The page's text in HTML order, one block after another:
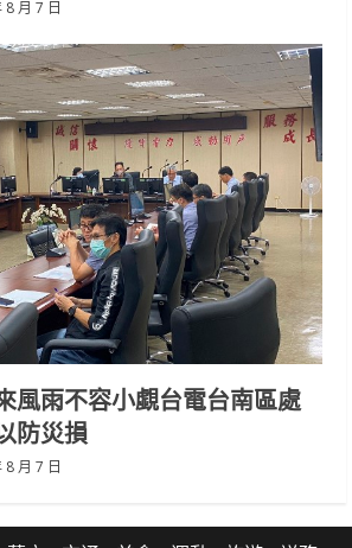
8 月 7 日
風雨不容小覷台電台南區處
防災損
8 月 7 日